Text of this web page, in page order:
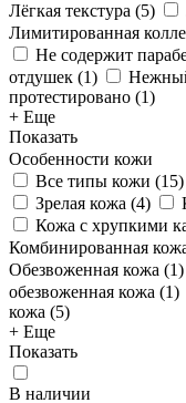
Лёгкая текстура (5)
Лимитированная
Не содержит
отдушек (1)
протестировано (1)
+ Еще
Показать
Особенности кожи
Все типы кожи (15)
Зрелая кожа (4)
Кожа с хрупкими
Комбинированная
Обезвоженная кожа (1)
обезвоженная кожа (1)
кожа (5)
+ Еще
Показать
В наличии